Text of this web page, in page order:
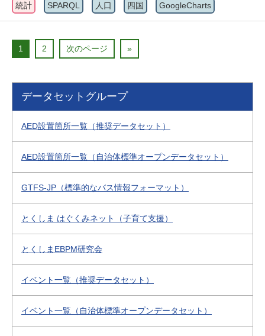
統計 SPARQL 人口 四国 GoogleCharts
1 2 次のページ »
データセットグループ
AED設置箇所一覧（推奨データセット）
AED設置箇所一覧（自治体標準オープンデータセット）
GTFS-JP（標準的なバス情報フォーマット）
とくしま はぐくみネット（子育て支援）
とくしまEBPM研究会
イベント一覧（推奨データセット）
イベント一覧（自治体標準オープンデータセット）